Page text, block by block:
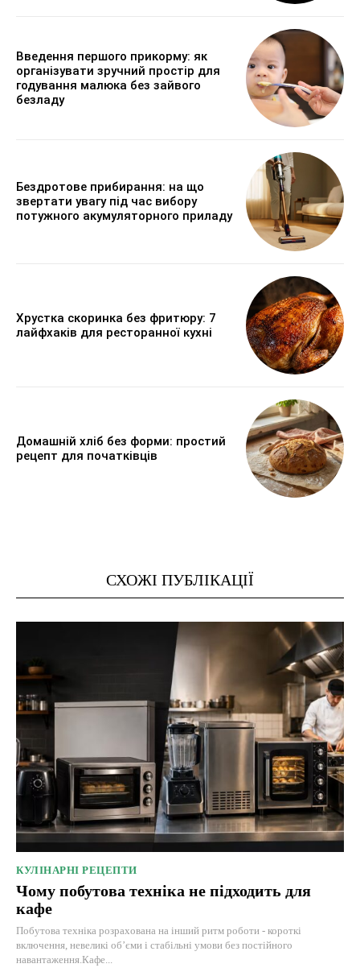
Введення першого прикорму: як
організувати зручний простір для
годування малюка без зайвого
безладу
Бездротове прибирання: на що
звертати увагу під час вибору
потужного акумуляторного приладу
Хрустка скоринка без фритюру: 7
лайфхаків для ресторанної кухні
Домашній хліб без форми: простий
рецепт для початківців
СХОЖІ ПУБЛІКАЦІЇ
КУЛІНАРНІ РЕЦЕПТИ
Чому побутова техніка не підходить для
кафе
Побутова техніка розрахована на інший ритм роботи - короткі
включення, невеликі об’єми і стабільні умови без постійного
навантаження.Кафе...